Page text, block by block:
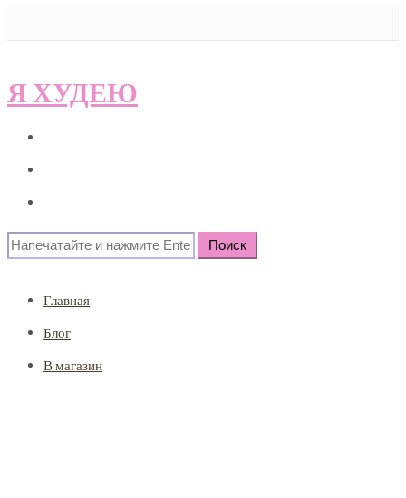
Я ХУДЕЮ
Search
for:
Главная
Блог
В магазин